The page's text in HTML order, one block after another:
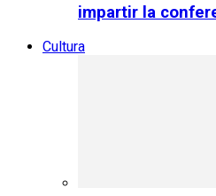
impartir la
Cultura